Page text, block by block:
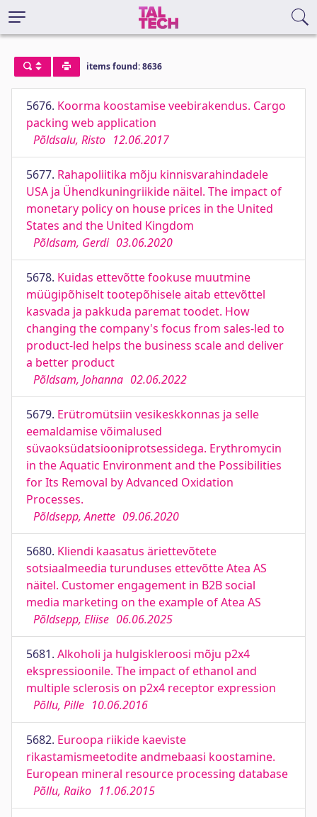
items found: 8636
5676. Koorma koostamise veebirakendus. Cargo
packing web application
Põldsalu, Risto 12.06.2017
5677. Rahapoliitika mõju kinnisvarahindadele
USA ja Ühendkuningriikide näitel. The impact of
monetary policy on house prices in the United
States and the United Kingdom
Põldsam, Gerdi 03.06.2020
5678. Kuidas ettevõtte fookuse muutmine
müügipõhiselt tootepõhisele aitab ettevõttel
kasvada ja pakkuda paremat toodet. How
changing the company's focus from sales-led to
product-led helps the business scale and deliver
a better product
Põldsam, Johanna 02.06.2022
5679. Erütromütsiin vesikeskkonnas ja selle
eemaldamise võimalused
süvaoksüdatsiooniprotsessidega. Erythromycin
in the Aquatic Environment and the Possibilities
for Its Removal by Advanced Oxidation
Processes.
Põldsepp, Anette 09.06.2020
5680. Kliendi kaasatus äriettevõtete
sotsiaalmeedia turunduses ettevõtte Atea AS
näitel. Customer engagement in B2B social
media marketing on the example of Atea AS
Põldsepp, Eliise 06.06.2025
5681. Alkoholi ja hulgiskleroosi mõju p2x4
ekspressioonile. The impact of ethanol and
multiple sclerosis on p2x4 receptor expression
Põllu, Pille 10.06.2016
5682. Euroopa riikide kaeviste
rikastamismeetodite andmebaasi koostamine.
European mineral resource processing database
Põllu, Raiko 11.06.2015